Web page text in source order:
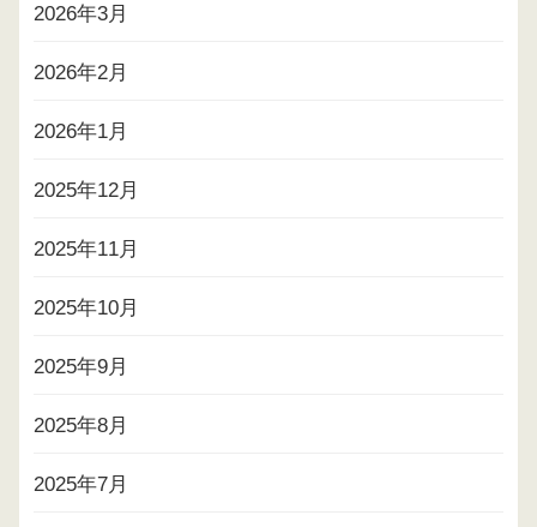
2026年3月
2026年2月
2026年1月
2025年12月
2025年11月
2025年10月
2025年9月
2025年8月
2025年7月